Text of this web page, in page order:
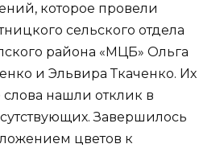
которое провели
сельского отдела
района «МЦБ» Ольга
и Эльвира Ткаченко. Их
нашли отклик в
Завершилось
цветов к